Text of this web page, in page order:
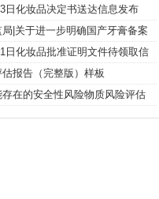
日化妆品决定书送达信息发布
|关于进一步明确国产牙膏备案
日化妆品批准证明文件待领取信
报告（完整版）样板
在的安全性风险物质风险评估